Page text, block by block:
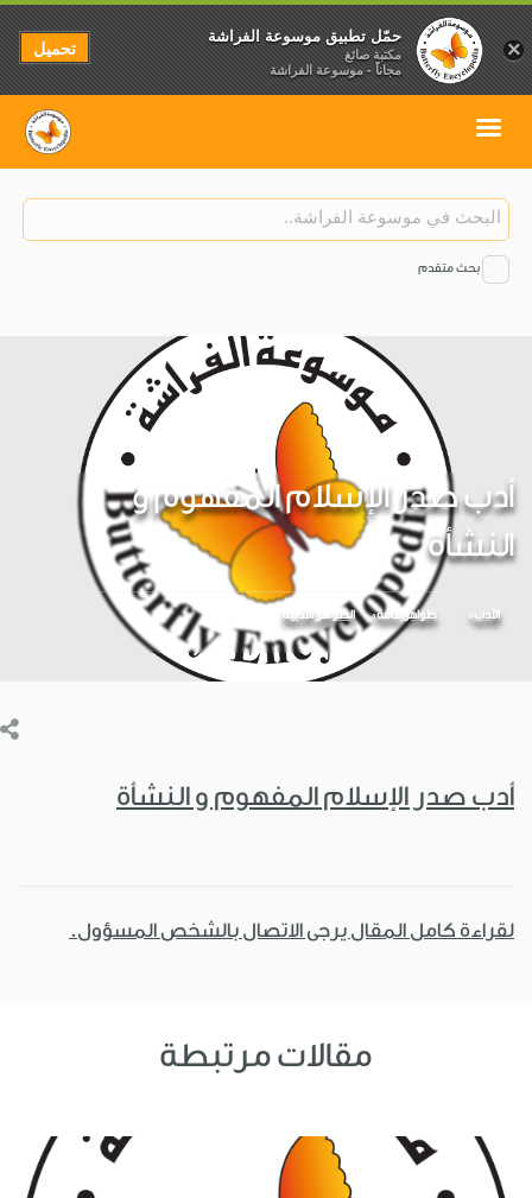
بحث متقدم
أدب صدر الإسلام المفهوم و
النشأة
الأدب ظواهر عامة الظواهر الأدبية
أدب صدر الإسلام المفهوم و النشأة
لقراءة كامل المقال يرجى الاتصال بالشخص المسؤول.
مقالات مرتبطة
×
حمّل تطبيق موسوعة الفراشة
مكتبة صائغ
مجاناً - موسوعة الفراشة
تحميل